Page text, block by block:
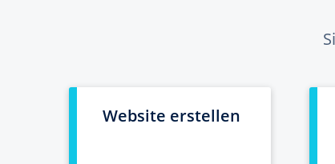
Website erstellen